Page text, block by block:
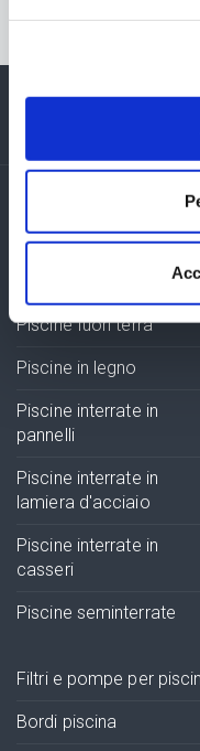
Esplora le
piscine e
Piscine fuori terra
Piscine in legno
Piscine interrate in
pannelli
Piscine interrate in
lamiera d'acciaio
Piscine interrate in
casseri
Piscine seminterrate
Filtri e pompe per
Bordi piscina